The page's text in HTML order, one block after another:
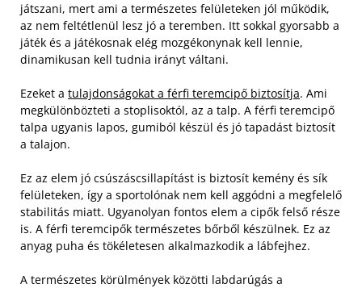
játszani, mert ami a természetes felületeken jól működik,
az nem feltétlenül lesz jó a teremben. Itt sokkal gyorsabb a
játék és a játékosnak elég mozgékonynak kell lennie,
dinamikusan kell tudnia irányt váltani.
Ezeket a tulajdonságokat a férfi teremcipő biztosítja. Ami
megkülönbözteti a stoplisoktól, az a talp. A férfi teremcipő
talpa ugyanis lapos, gumiból készül és jó tapadást biztosít
a talajon.
Ez az elem jó csúszáscsillapítást is biztosít kemény és sík
felületeken, így a sportolónak nem kell aggódni a megfelelő
stabilitás miatt. Ugyanolyan fontos elem a cipők felső része
is. A férfi teremcipők természetes bőrből készülnek. Ez az
anyag puha és tökéletesen alkalmazkodik a lábfejhez.
A természetes körülmények közötti labdarúgás a